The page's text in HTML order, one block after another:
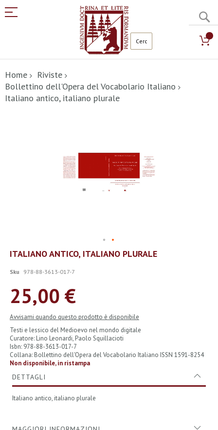
al
contenuto
Home
Riviste
Bollettino dell'Opera del Vocabolario Italiano
Italiano antico, italiano plurale
Vai
all'inizio
galleria
immagini
ITALIANO ANTICO, ITALIANO PLURALE
Sku 978-88-3613-017-7
25,00 €
Avvisami quando questo prodotto è disponibile
Testi e lessico del Medioevo nel mondo digitale
Curatore: Lino Leonardi, Paolo Squillacioti
Isbn: 978-88-3613-017-7
Collana: Bollettino dell'Opera del Vocabolario Italiano ISSN 1591-8254
Non disponibile, in ristampa
DETTAGLI
Italiano antico, italiano plurale